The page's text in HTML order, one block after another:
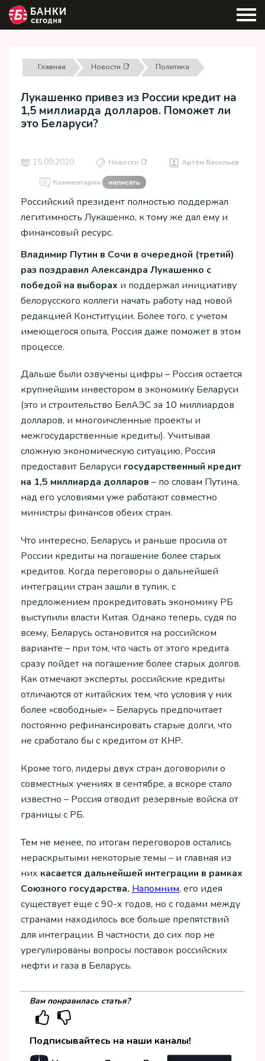
Главная Новости 📑 Политика
Лукашенко привез из России кредит на
1,5 миллиарда долларов. Поможет ли
это Беларуси?
15.09.2020 Новости 📑 Артём Васильев
Комментарии написать
Российский президент полностью поддержал
легитимность Лукашенко, к тому же дал ему и
финансовый ресурс.
Владимир Путин в Сочи в очередной (третий)
раз поздравил Александра Лукашенко с
победой на выборах и поддержал инициативу
белорусского коллеги начать работу над новой
редакцией Конституции. Более того, с учетом
имеющегося опыта, Россия даже поможет в этом
процессе.
Дальше были озвучены цифры – Россия остается
крупнейшим инвестором в экономику Беларуси
(это и строительство БелАЭС за 10 миллиардов
долларов, и многоичсленные проекты и
межгосударственные кредиты). Учитывая
сложную экономическую ситуацию, Россия
предоставит Беларуси государственный кредит
на 1,5 миллиарда долларов – по словам Путина,
над его условиями уже работают совместно
министры финансов обеих стран.
Что интересно, Беларусь и раньше просила от
России кредиты на погашение более старых
кредитов. Когда переговоры о дальнейшей
интеграции стран зашли в тупик, с
предложением прокредитовать экономику РБ
выступили власти Китая. Однако теперь, судя по
всему, Беларусь остановится на российском
варианте – при том, что часть от этого кредита
сразу пойдет на погашение более старых долгов.
Как отмечают эксперты, российские кредиты
отличаются от китайских тем, что условия у них
более «свободные» – Беларусь предпочитает
постоянно рефинансировать старые долги, что
не сработало бы с кредитом от КНР.
Кроме того, лидеры двух стран договорили о
совместных учениях в сентябре, а вскоре стало
известно – Россия отводит резервные войска от
границы с РБ.
Тем не менее, по итогам переговоров остались
нераскрытыми некоторые темы – и главная из
них касается дальнейшей интеграции в рамках
Союзного государства. Напомним, его идея
существует еще с 90-х годов, но с годами между
странами находилось все больше препятствий
для интеграции. В частности, до сих пор не
урегулированы вопросы поставок российских
нефти и газа в Беларусь.
Вам понравилась статья?
Подписывайтесь на наши каналы!